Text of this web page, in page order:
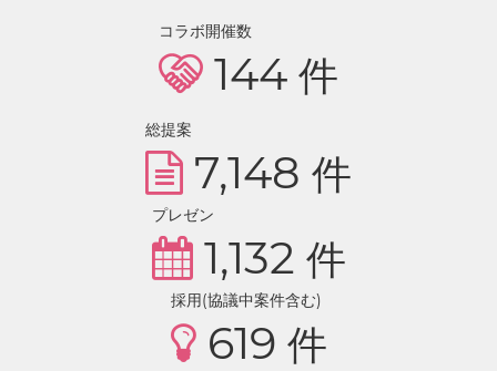
コラボ開催数
144 件
総提案
7,148 件
プレゼン
1,132 件
採用(協議中案件含む)
619 件